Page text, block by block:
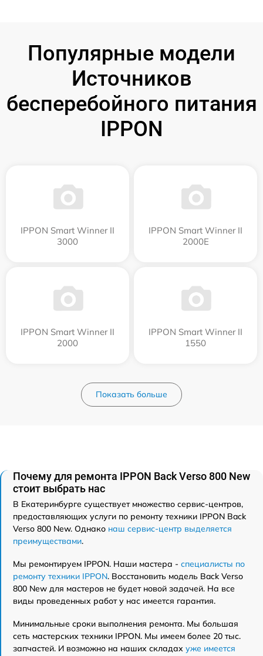
Популярные модели
Источников
бесперебойного питания
IPPON
IPPON Smart Winner II
3000
IPPON Smart Winner II
2000E
IPPON Smart Winner II
2000
IPPON Smart Winner II
1550
Показать больше
Почему для ремонта IPPON Back Verso 800 New
стоит выбрать нас
В Екатеринбурге существует множество сервис-центров,
предоставляющих услуги по ремонту техники IPPON Back
Verso 800 New. Однако наш сервис-центр выделяется
преимуществами.
Мы ремонтируем IPPON. Наши мастера - специалисты по
ремонту техники IPPON. Восстановить модель Back Verso
800 New для мастеров не будет новой задачей. На все
виды проведенных работ у нас имеется гарантия.
Минимальные сроки выполнения ремонта. Мы большая
сеть мастерских техники IPPON. Мы имеем более 20 тыс.
запчастей. И возможно на наших складах уже имеется